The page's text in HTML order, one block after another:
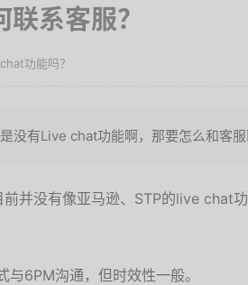
系客服？
功能吗？
没有Live chat功能啊，那要怎么和客
前并没有像亚马逊、STP的live chat
与6PM沟通，但时效性一般。